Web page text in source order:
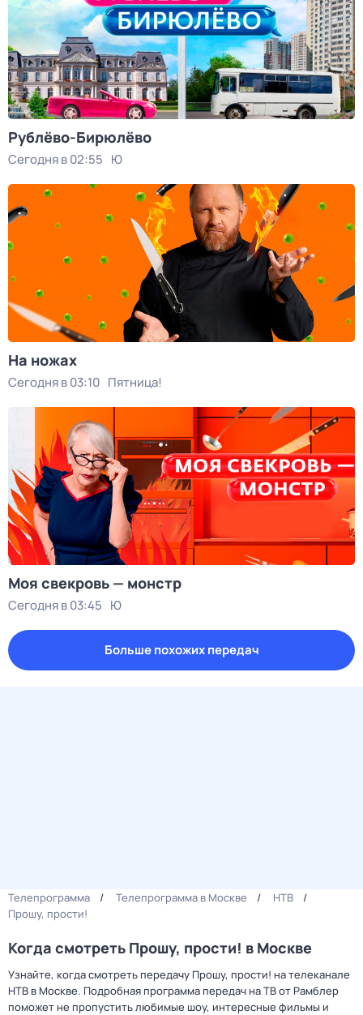
Рублёво-Бирюлёво
Сегодня в 02:55 Ю
На ножах
Сегодня в 03:10 Пятница!
Моя свекровь — монстр
Сегодня в 03:45 Ю
Больше похожих передач
Телепрограмма Телепрограмма в Москве
НТВ
Прошу, прости!
Когда смотреть Прошу, прости! в Москве
Узнайте, когда смотреть передачу Прошу, прости! на телеканале
НТВ в Москве. Подробная программа передач на ТВ от Рамблер
поможет не пропустить любимые шоу, интересные фильмы и